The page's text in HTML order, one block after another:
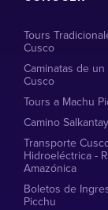
Tours
Cusco
Caminatas de
Cusco
Tours a Machu
Camino
Transporte
Hidroeléctrica -
Amazónica
Boletos de
Picchu